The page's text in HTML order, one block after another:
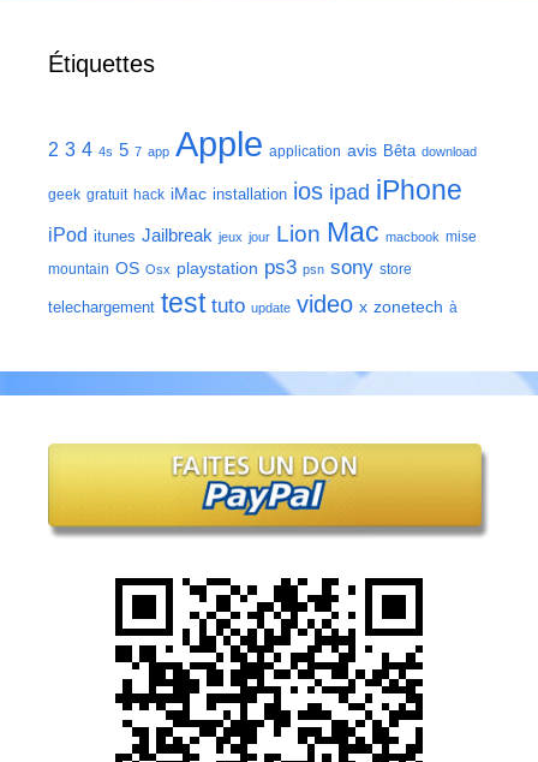
Étiquettes
2 3 4 4s 5 7 app Apple application avis Bêta download
geek gratuit hack iMac installation ios ipad iPhone
iPod itunes Jailbreak jeux jour Lion Mac macbook mise
mountain OS Osx playstation ps3 psn sony store
telechargement test tuto update video x zonetech à